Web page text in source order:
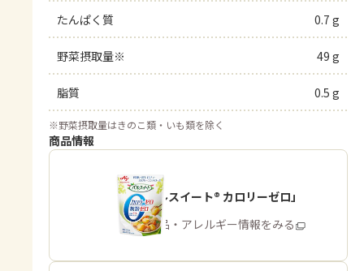
たんぱく質 0.7 g
野菜摂取量※ 49 g
脂質 0.5 g
※野菜摂取量はきのこ類・いも類を除く
商品情報
「パルスイート® カロリーゼロ」
商品・アレルギー情報をみる